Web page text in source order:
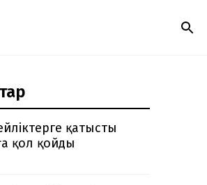
қатысты
қол қойды